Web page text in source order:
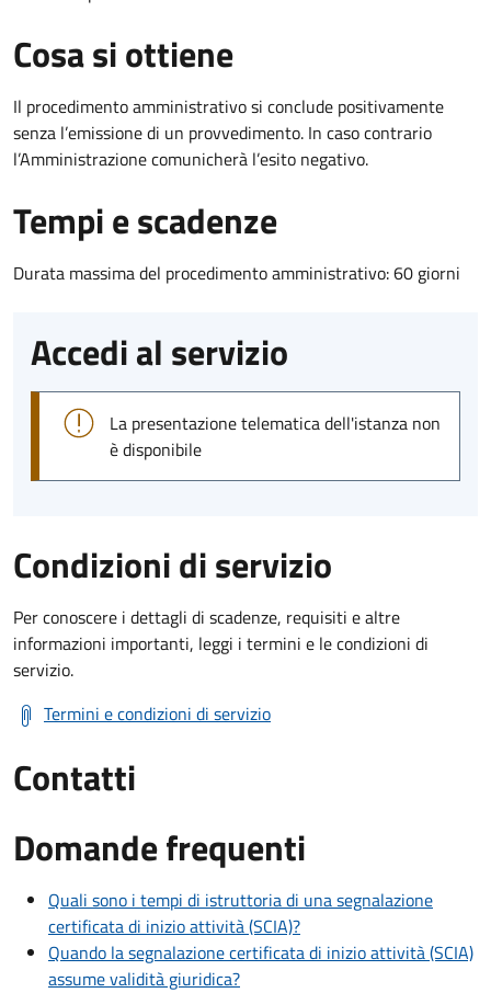
Cosa si ottiene
Il procedimento amministrativo si conclude positivamente
senza l’emissione di un provvedimento. In caso contrario
l’Amministrazione comunicherà l’esito negativo.
Tempi e scadenze
Durata massima del procedimento amministrativo: 60 giorni
Accedi al servizio
La presentazione telematica dell'istanza non
è disponibile
Condizioni di servizio
Per conoscere i dettagli di scadenze, requisiti e altre
informazioni importanti, leggi i termini e le condizioni di
servizio.
Termini e condizioni di servizio
Contatti
Domande frequenti
Quali sono i tempi di istruttoria di una segnalazione
certificata di inizio attività (SCIA)?
Quando la segnalazione certificata di inizio attività (SCIA)
assume validità giuridica?